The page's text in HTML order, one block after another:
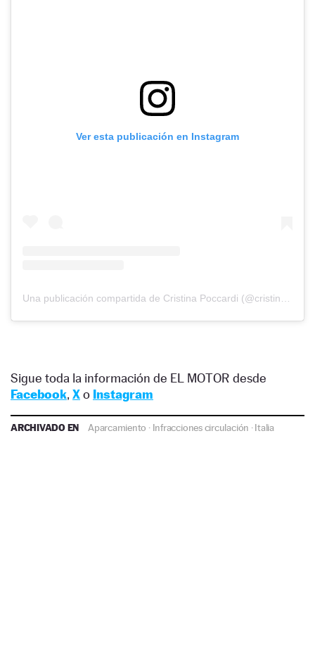
Ver esta publicación en Instagram
Una publicación compartida de Cristina Poccardi (@cristinapokk)
Sigue toda la información de EL MOTOR desde
Facebook, Xo Instagram
ARCHIVADO EN Aparcamiento · Infracciones circulación ·Italia